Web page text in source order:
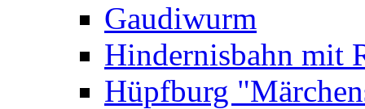
Gaudiwurm
Hindernisbahn mit
Hüpfburg